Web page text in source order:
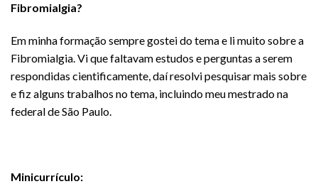
Fibromialgia?
Em minha formação sempre gostei do tema e li muito sobre a
Fibromialgia. Vi que faltavam estudos e perguntas a serem
respondidas cientificamente, daí resolvi pesquisar mais sobre
e fiz alguns trabalhos no tema, incluindo meu mestrado na
federal de São Paulo.
Minicurrículo: